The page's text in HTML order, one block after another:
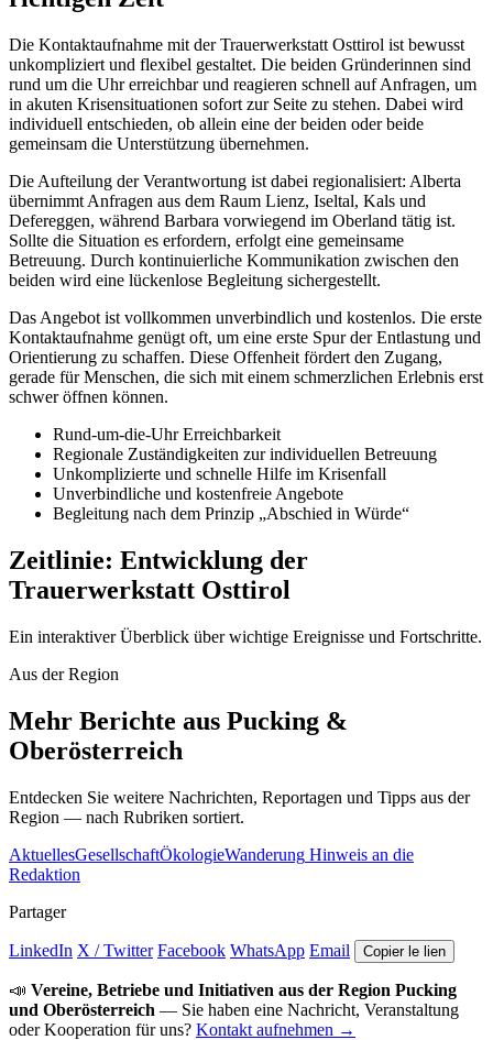
Die Kontaktaufnahme mit der Trauerwerkstatt Osttirol ist bewusst
unkompliziert und flexibel gestaltet. Die beiden Gründerinnen sind
rund um die Uhr erreichbar und reagieren schnell auf Anfragen, um
in akuten Krisensituationen sofort zur Seite zu stehen. Dabei wird
individuell entschieden, ob allein eine der beiden oder beide
gemeinsam die Unterstützung übernehmen.
Die Aufteilung der Verantwortung ist dabei regionalisiert: Alberta
übernimmt Anfragen aus dem Raum Lienz, Iseltal, Kals und
Defereggen, während Barbara vorwiegend im Oberland tätig ist.
Sollte die Situation es erfordern, erfolgt eine gemeinsame
Betreuung. Durch kontinuierliche Kommunikation zwischen den
beiden wird eine lückenlose Begleitung sichergestellt.
Das Angebot ist vollkommen unverbindlich und kostenlos. Die erste
Kontaktaufnahme genügt oft, um eine erste Spur der Entlastung und
Orientierung zu schaffen. Diese Offenheit fördert den Zugang,
gerade für Menschen, die sich mit einem schmerzlichen Erlebnis erst
schwer öffnen können.
Rund-um-die-Uhr Erreichbarkeit
Regionale Zuständigkeiten zur individuellen Betreuung
Unkomplizierte und schnelle Hilfe im Krisenfall
Unverbindliche und kostenfreie Angebote
Begleitung nach dem Prinzip „Abschied in Würde“
Zeitlinie: Entwicklung der
Trauerwerkstatt Osttirol
Ein interaktiver Überblick über wichtige Ereignisse und Fortschritte.
Aus der Region
Mehr Berichte aus Pucking &
Oberösterreich
Entdecken Sie weitere Nachrichten, Reportagen und Tipps aus der
Region — nach Rubriken sortiert.
AktuellesGesellschaftÖkologieWanderung Hinweis an die
Redaktion
Partager
LinkedIn X / Twitter Facebook WhatsApp Email Copier le lien
📣 Vereine, Betriebe und Initiativen aus der Region Pucking
und Oberösterreich — Sie haben eine Nachricht, Veranstaltung
oder Kooperation für uns? Kontakt aufnehmen →